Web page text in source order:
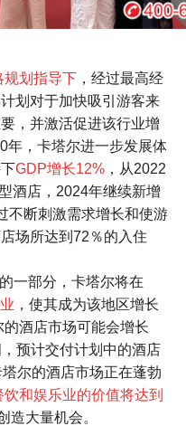
规划指导下，经过最高经
划对于加快吸引游客来
，并激活促进该行业增
年，卡塔尔进一步发展体
GDP增长12%，从2022
酒店，2024年继续新增
不断刺激需求增长和使游
场所达到72％的入住
一部分，卡塔尔将在
，使其成为该地区增长
酒店市场可能会增长
预计交付计划中的酒店
尔的酒店市场正在蓬勃
和娱乐业的价值将达到
造大量机会。